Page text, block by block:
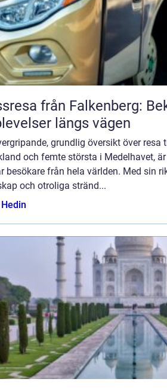
från Falkenberg:
längs vägen
grundlig översikt över resa
och femte största i Medelhavet,
besökare från hela världen. Med sin
och otroliga stränd...